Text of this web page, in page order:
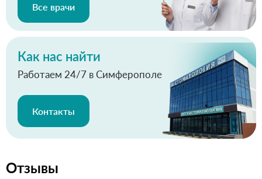
Все врачи
Как нас найти
Работаем 24/7 в Симферополе
Контакты
Отзывы